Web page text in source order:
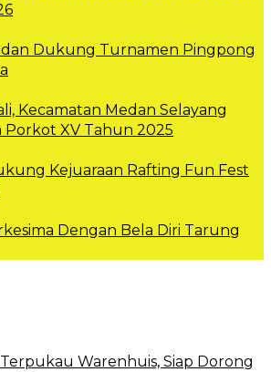
Dukung Turnamen Pingpong
Kecamatan Medan Selayang
Porkot XV Tahun 2025
Kejuaraan Rafting Fun Fest
Dengan Bela Diri Tarung
Warenhuis, Siap Dorong